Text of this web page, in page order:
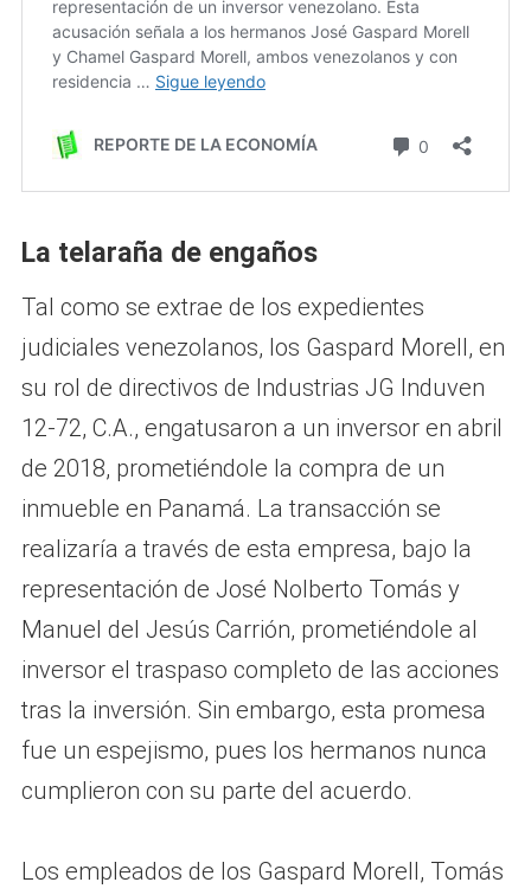
La telaraña de engaños
Tal como se extrae de los expedientes
judiciales venezolanos, los Gaspard Morell, en
su rol de directivos de Industrias JG Induven
12-72, C.A., engatusaron a un inversor en abril
de 2018, prometiéndole la compra de un
inmueble en Panamá. La transacción se
realizaría a través de esta empresa, bajo la
representación de José Nolberto Tomás y
Manuel del Jesús Carrión, prometiéndole al
inversor el traspaso completo de las acciones
tras la inversión. Sin embargo, esta promesa
fue un espejismo, pues los hermanos nunca
cumplieron con su parte del acuerdo.
Los empleados de los Gaspard Morell, Tomás